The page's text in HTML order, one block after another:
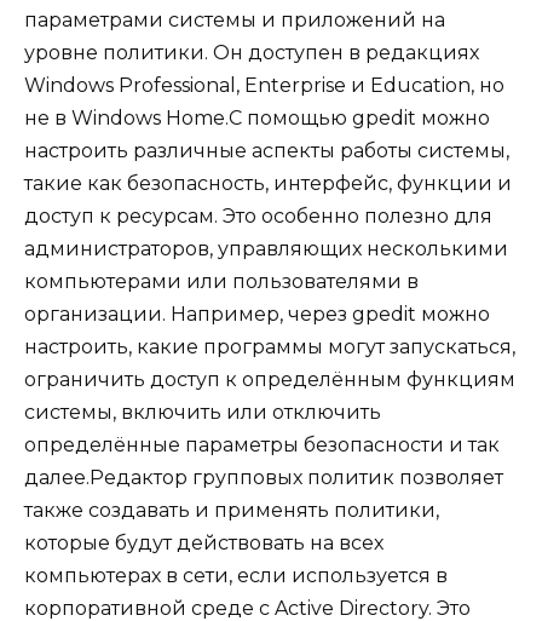
параметрами системы и приложений на
уровне политики. Он доступен в редакциях
Windows Professional, Enterprise и Education, но
не в Windows Home.С помощью gpedit можно
настроить различные аспекты работы системы,
такие как безопасность, интерфейс, функции и
доступ к ресурсам. Это особенно полезно для
администраторов, управляющих несколькими
компьютерами или пользователями в
организации. Например, через gpedit можно
настроить, какие программы могут запускаться,
ограничить доступ к определённым функциям
системы, включить или отключить
определённые параметры безопасности и так
далее.Редактор групповых политик позволяет
также создавать и применять политики,
которые будут действовать на всех
компьютерах в сети, если используется в
корпоративной среде с Active Directory. Это